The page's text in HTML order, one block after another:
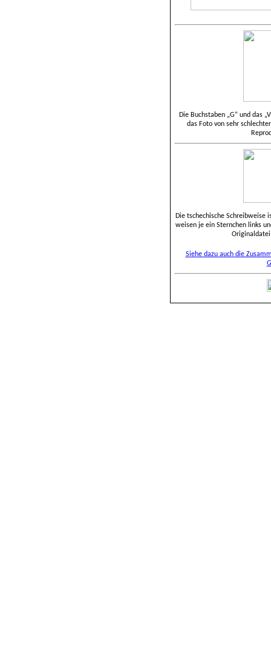
Die Buchstaben „G“ und das
das Foto von sehr
Die tschechische Schreibweise
weisen je ein Sternchen links
Siehe dazu auch die